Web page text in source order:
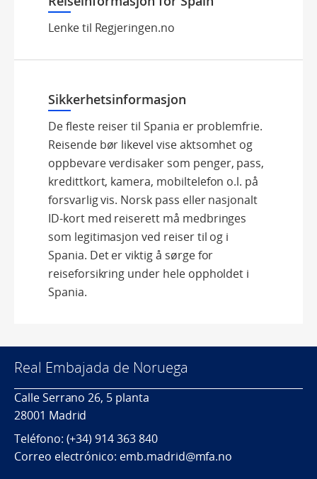
Lenke til Regjeringen.no
Sikkerhetsinformasjon
De fleste reiser til Spania er problemfrie.
Reisende bør likevel vise aktsomhet og
oppbevare verdisaker som penger, pass,
kredittkort, kamera, mobiltelefon o.l. på
forsvarlig vis. Norsk pass eller nasjonalt
ID-kort med reiserett må medbringes
som legitimasjon ved reiser til og i
Spania. Det er viktig å sørge for
reiseforsikring under hele oppholdet i
Spania.
Real Embajada de Noruega
Calle Serrano 26, 5 planta
28001 Madrid
Teléfono: (+34) 914 363 840
Correo electrónico: emb.madrid@mfa.no